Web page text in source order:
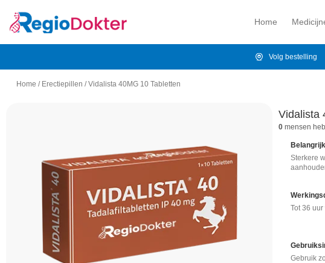
Home
Volg bestelling
Home / Erectiepillen /Vidalista 40MG 10 Tabletten
Vidalista
0 mensen
Sterkere
Tot 36
Gebruik